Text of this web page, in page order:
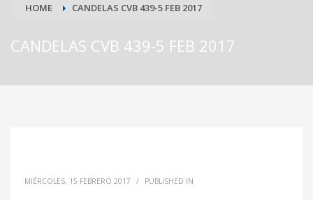
HOME CANDELAS CVB 439-5 FEB 2017
CANDELAS CVB 439-5 FEB 2017
MIÉRCOLES, 15 FEBRERO 2017 / PUBLISHED IN